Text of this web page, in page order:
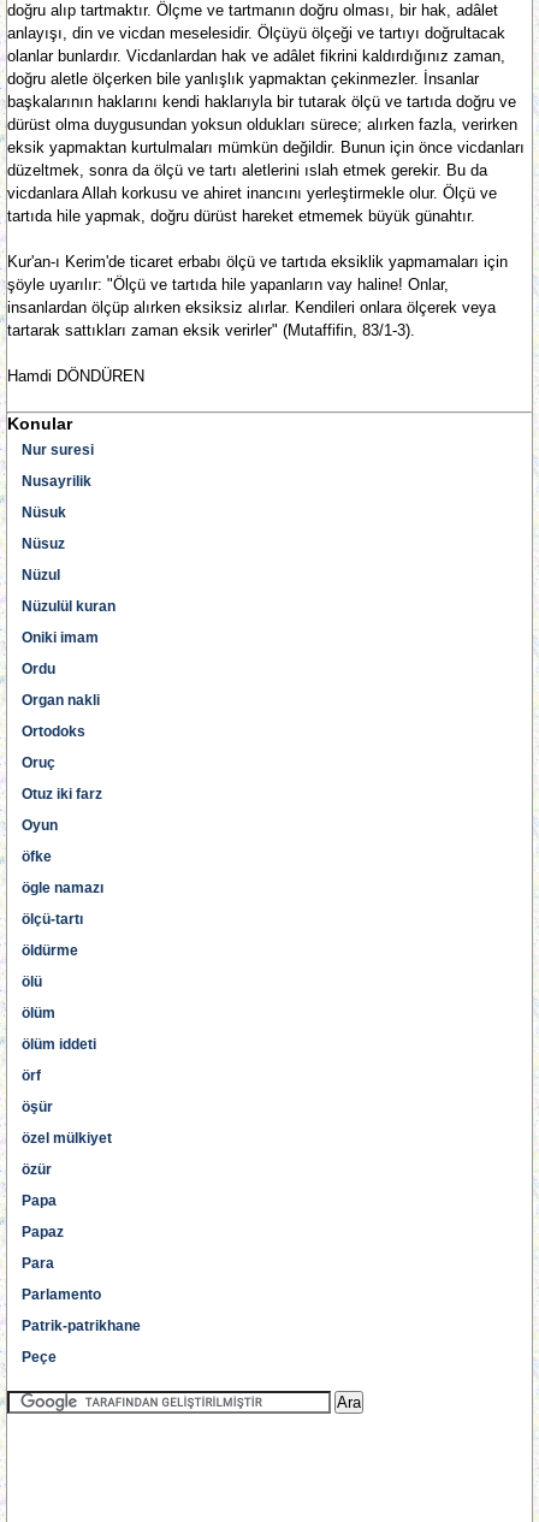
doğru alıp tartmaktır. Ölçme ve tartmanın doğru olması, bir hak, adâlet
anlayışı, din ve vicdan meselesidir. Ölçüyü ölçeği ve tartıyı doğrultacak
olanlar bunlardır. Vicdanlardan hak ve adâlet fikrini kaldırdığınız zaman,
doğru aletle ölçerken bile yanlışlık yapmaktan çekinmezler. İnsanlar
başkalarının haklarını kendi haklarıyla bir tutarak ölçü ve tartıda doğru ve
dürüst olma duygusundan yoksun oldukları sürece; alırken fazla, verirken
eksik yapmaktan kurtulmaları mümkün değildir. Bunun için önce vicdanları
düzeltmek, sonra da ölçü ve tartı aletlerini ıslah etmek gerekir. Bu da
vicdanlara Allah korkusu ve ahiret inancını yerleştirmekle olur. Ölçü ve
tartıda hile yapmak, doğru dürüst hareket etmemek büyük günahtır.
Kur'an-ı Kerim'de ticaret erbabı ölçü ve tartıda eksiklik yapmamaları için
şöyle uyarılır: "Ölçü ve tartıda hile yapanların vay haline! Onlar,
insanlardan ölçüp alırken eksiksiz alırlar. Kendileri onlara ölçerek veya
tartarak sattıkları zaman eksik verirler" (Mutaffifin, 83/1-3).
Hamdi DÖNDÜREN
Konular
Nur suresi
Nusayrilik
Nüsuk
Nüsuz
Nüzul
Nüzulül kuran
Oniki imam
Ordu
Organ nakli
Ortodoks
Oruç
Otuz iki farz
Oyun
öfke
ögle namazı
ölçü-tartı
öldürme
ölü
ölüm
ölüm iddeti
örf
öşür
özel mülkiyet
özür
Papa
Papaz
Para
Parlamento
Patrik-patrikhane
Peçe